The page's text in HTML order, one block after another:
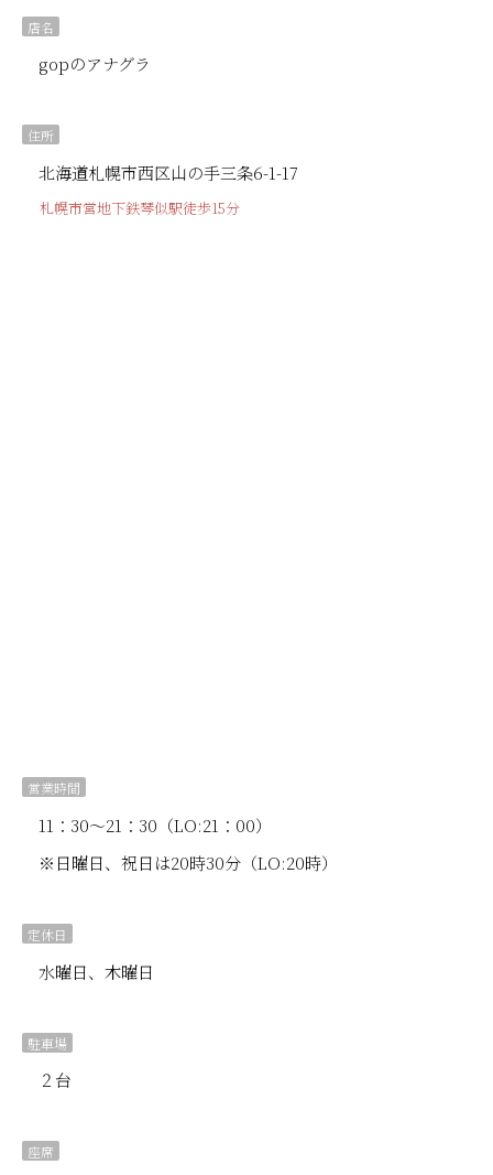
店名
gopのアナグラ
住所
北海道札幌市西区山の手三条6-1-17
札幌市営地下鉄琴似駅徒歩15分
営業時間
11：30～21：30（LO:21：00）
※日曜日、祝日は20時30分（LO:20時）
定休日
水曜日、木曜日
駐車場
２台
座席